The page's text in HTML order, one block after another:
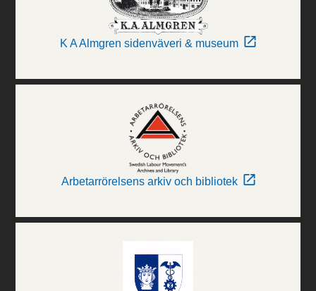
K A Almgren sidenväveri & museum
Arbetarrörelsens arkiv och bibliotek